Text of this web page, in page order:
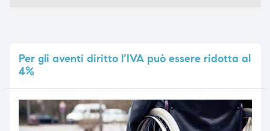
Pergli aventi diritto l’IVA può essere ridotta al
4%